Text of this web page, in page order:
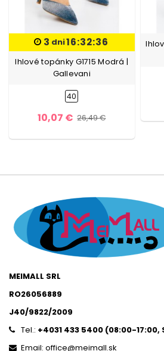
3 dni16:32:36
Ihlové topánky G1715 Modrá |
Gallevani
40
10,07 € 26,49 €
MEIMALL SRL
RO26056889
J40/9822/2009
Tel.: +4031 433 5400 (08:00-17:00,
Email: office@meimall.sk